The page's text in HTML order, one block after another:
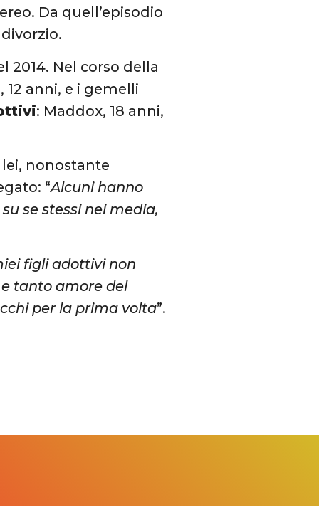
Da quell’episodio
2014. Nel corso della
12 anni, e i gemelli
: Maddox, 18 anni,
nonostante
“Alcuni hanno
se stessi nei media,
figli adottivi non
tanto amore del
per la prima volta”.